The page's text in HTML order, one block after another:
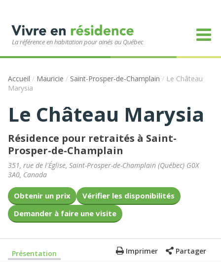
La référence en habitation pour ainés au Québec
Accueil / Mauricie / Saint-Prosper-de-Champlain / Le Château
Marysia
Le Château Marysia
Résidence pour retraités à Saint-
Prosper-de-Champlain
351, rue de l'Église, Saint-Prosper-de-Champlain (Québec) G0X
3A0, Canada
Obtenir un prix
Vérifier les disponibilités
Demander à faire une visite
Présentation Imprimer Partager